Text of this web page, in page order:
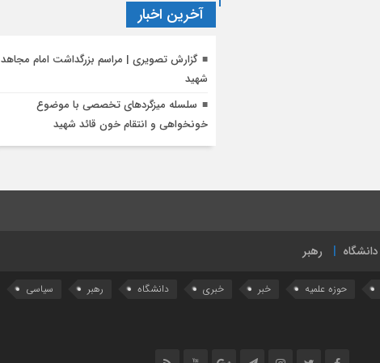
آخرین اخبار
گزارش تصویری | مراسم بزرگداشت امام مجاهد
شهید
سلسله میزگردهای تخصصی با موضوع
خونخواهی و انتقام خون قائد شهید
دانشگاه رهبر
حوزه علمیه خبر خبری دانشگاه رهبر سیاسی